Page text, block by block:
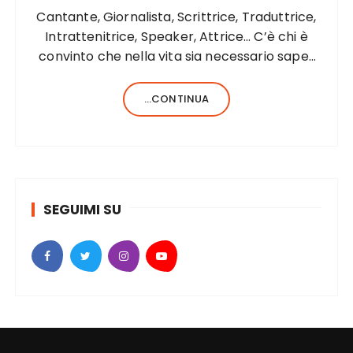
Cantante, Giornalista, Scrittrice, Traduttrice,
Intrattenitrice, Speaker, Attrice… C’è chi è
convinto che nella vita sia necessario saper
forse anche perché aiutato da una fortunata
formula del codice genetico, di cose ne…
...CONTINUA
SEGUIMI SU